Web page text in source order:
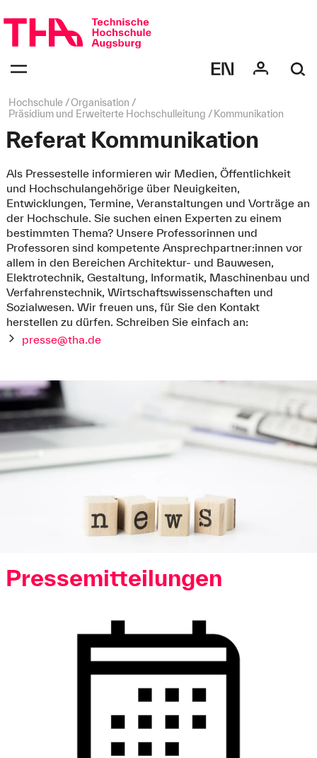
überspringen
bestätigen
des
Menüs
Seitenpfad:
Hochschule
Organisation
Präsidium und Erweiterte Hochschulleitung
Kommunikation
Referat Kommunikation
Als Pressestelle informieren wir Medien, Öffentlichkeit
und Hochschulangehörige über Neuigkeiten,
Entwicklungen, Termine, Veranstaltungen und Vorträge an
der Hochschule. Sie suchen einen Experten zu einem
bestimmten Thema? Unsere Professorinnen und
Professoren sind kompetente Ansprechpartner:innen vor
allem in den Bereichen Architektur- und Bauwesen,
Elektrotechnik, Gestaltung, Informatik, Maschinenbau und
Verfahrenstechnik, Wirtschaftswissenschaften und
Sozialwesen. Wir freuen uns, für Sie den Kontakt
herstellen zu dürfen. Schreiben Sie einfach an:
presse@tha.de
Pressemitteilungen